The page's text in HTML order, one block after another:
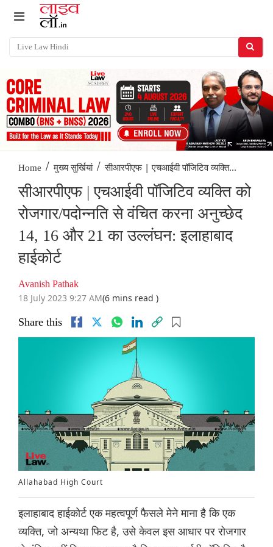
Home / मुख्य सुर्खियां / सीआरपीएफ | एचआईवी पॉजिटिव व्यक्ति...
सीआरपीएफ | एचआईवी पॉजिटिव व्यक्ति को
रोजगार/पदोन्नति से वंचित करना अनुच्छेद
14, 16 और 21 का उल्लंघन: इलाहाबाद
हाईकोर्ट
Avanish Pathak
18 July 2023 9:27 AM(6 mins read )
Share this
Allahabad High Court
इलाहाबाद हाईकोर्ट एक महत्वपूर्ण फैसले मेने माना है कि एक
व्यक्ति, जो अन्यथा फिट है, उसे केवल इस आधार पर रोजगार